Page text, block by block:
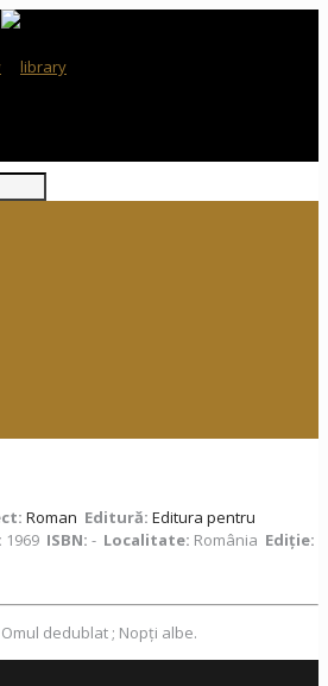
Roman Editură: Editura pentru
1969 ISBN: - Localitate: România Ediţie:
dedublat ; Nopți albe.